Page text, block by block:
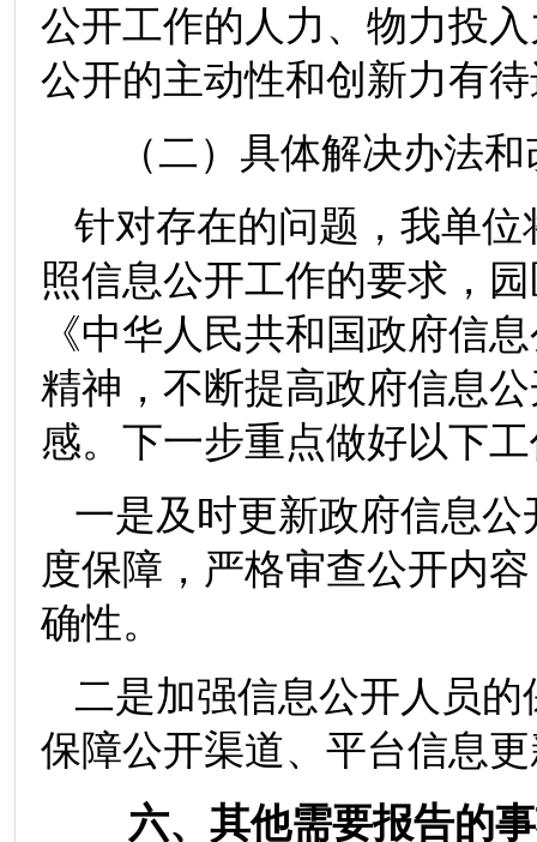
公开工作的人力、物力投
公开的主动性和创新力有
（二）具体解决办法和
针对存在的问题，我单
照信息公开工作的要求，
《中华人民共和国政府信
精神，不断提高政府信息
感。下一步重点做好以下
一是及时更新政府信息
度保障，严格审查公开内
确性。
二是加强信息公开人员
保障公开渠道、平台信息
六、其他需要报告的